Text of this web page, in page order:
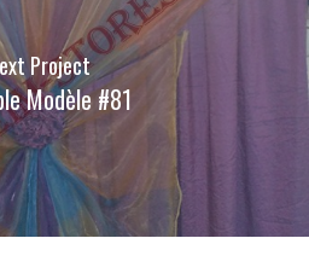
Project
Modèle #81